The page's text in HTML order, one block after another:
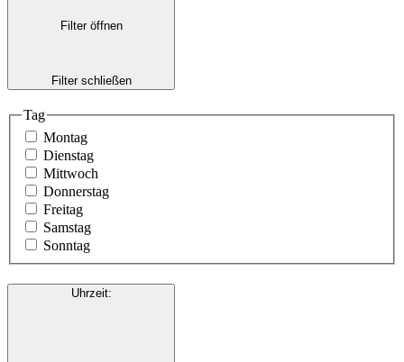
Filter öffnen
Filter schließen
Tag
Montag
Dienstag
Mittwoch
Donnerstag
Freitag
Samstag
Sonntag
Uhrzeit: